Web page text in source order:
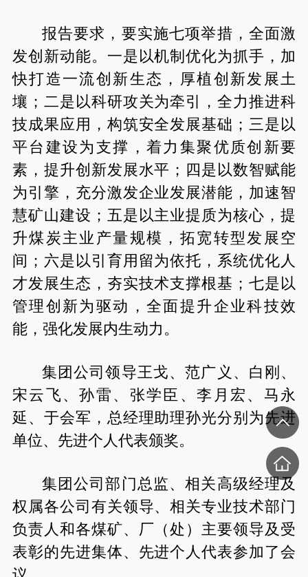
报告要求，要实施七项举措，全面激
发创新动能。一是以机制优化为抓手，加
快打造一流创新生态，厚植创新发展土
壤；二是以科研攻关为牵引，全力推进科
技成果应用，构筑安全发展基础；三是以
平台建设为支撑，着力集聚优质创新要
素，提升创新发展水平；四是以数智赋能
为引擎，充分激发企业发展潜能，加速智
慧矿山建设；五是以主业提质为核心，提
升煤炭主业产量规模，拓宽转型发展空
间；六是以引育用留为依托，系统优化人
才发展生态，夯实技术支撑根基；七是以
管理创新为驱动，全面提升企业科技效
能，强化发展内生动力。
集团公司领导王戈、范广义、白刚、
宋云飞、孙雷、张学臣、李月宏、马永
延、于会军，总经理助理孙光分别为先进
单位、先进个人代表颁奖。
集团公司部门总监、相关高级经理及
权属各公司有关领导、相关专业技术部门
负责人和各煤矿、厂（处）主要领导及受
表彰的先进集体、先进个人代表参加了会